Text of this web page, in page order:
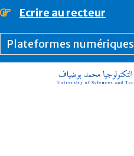
principal
Ecrire au recteur
Plateformes numériques